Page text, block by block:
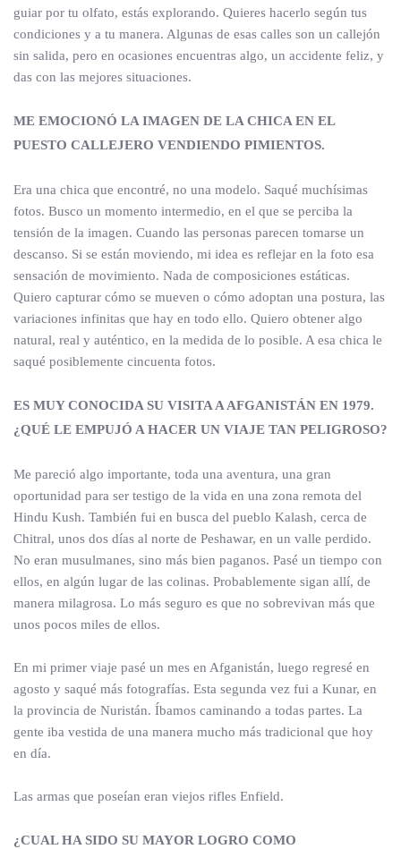
guiar por tu olfato, estás explorando. Quieres hacerlo según tus
condiciones y a tu manera. Algunas de esas calles son un callejón
sin salida, pero en ocasiones encuentras algo, un accidente feliz, y
das con las mejores situaciones.
ME EMOCIONÓ LA IMAGEN DE LA CHICA EN EL
PUESTO CALLEJERO VENDIENDO PIMIENTOS.
Era una chica que encontré, no una modelo. Saqué muchísimas
fotos. Busco un momento intermedio, en el que se perciba la
tensión de la imagen. Cuando las personas parecen tomarse un
descanso. Si se están moviendo, mi idea es reflejar en la foto esa
sensación de movimiento. Nada de composiciones estáticas.
Quiero capturar cómo se mueven o cómo adoptan una postura, las
variaciones infinitas que hay en todo ello. Quiero obtener algo
natural, real y auténtico, en la medida de lo posible. A esa chica le
saqué posiblemente cincuenta fotos.
ES MUY CONOCIDA SU VISITA A AFGANISTÁN EN 1979.
¿QUÉ LE EMPUJÓ A HACER UN VIAJE TAN PELIGROSO?
Me pareció algo importante, toda una aventura, una gran
oportunidad para ser testigo de la vida en una zona remota del
Hindu Kush. También fui en busca del pueblo Kalash, cerca de
Chitral, unos dos días al norte de Peshawar, en un valle perdido.
No eran musulmanes, sino más bien paganos. Pasé un tiempo con
ellos, en algún lugar de las colinas. Probablemente sigan allí, de
manera milagrosa. Lo más seguro es que no sobrevivan más que
unos pocos miles de ellos.
En mi primer viaje pasé un mes en Afganistán, luego regresé en
agosto y saqué más fotografías. Esta segunda vez fui a Kunar, en
la provincia de Nuristán. Íbamos caminando a todas partes. La
gente iba vestida de una manera mucho más tradicional que hoy
en día.
Las armas que poseían eran viejos rifles Enfield.
¿CUAL HA SIDO SU MAYOR LOGRO COMO